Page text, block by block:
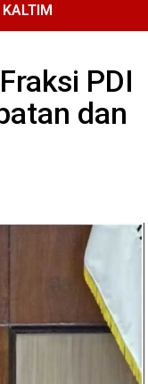
KALTIM
PDI
dan